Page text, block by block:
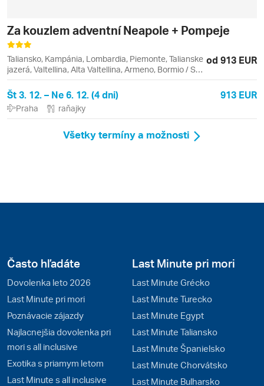
Za kouzlem adventní Neapole + Pompeje
Taliansko, Kampánia, Lombardia, Piemonte, Talianske
jazerá, Valtellina, Alta Valtellina, Armeno, Bormio / San
Colombano, Capri, Lago d'Orta, Neapol, Neapolský
záliv, Pompeje, San Carlo
od 913 EUR
Št 3. 12. – Ne 6. 12. (4 dni) 913 EUR
Praha raňajky
Všetky termíny a možnosti
Často hľadáte
Dovolenka leto 2026
Last Minute pri mori
Poznávacie zájazdy
Najlacnejšia dovolenka pri
mori s all inclusive
Exotika s priamym letom
Last Minute s all inclusive
Last Minute pri mori
Last Minute Grécko
Last Minute Turecko
Last Minute Egypt
Last Minute Taliansko
Last Minute Španielsko
Last Minute Chorvátsko
Last Minute Bulharsko